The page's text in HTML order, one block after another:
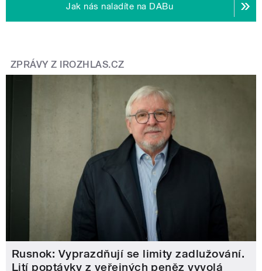
Jak nás naladíte na DABu
ZPRÁVY Z IROZHLAS.CZ
Rusnok: Vyprazdňují se limity zadlužování.
Lití poptávky z veřejných peněz vyvolá